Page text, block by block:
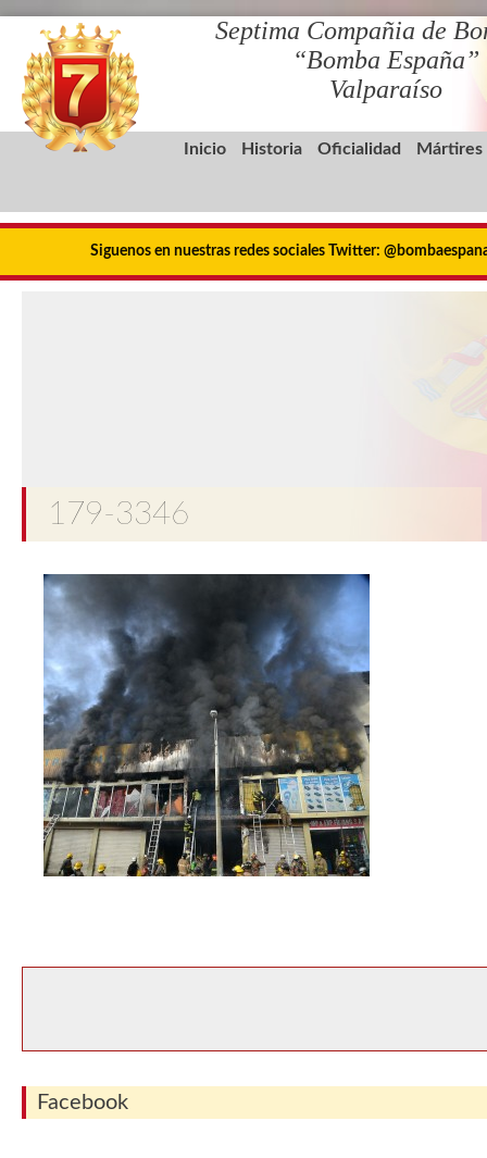
Septima Compañia de
“Bomba España”
Valparaíso
Inicio Historia Oficialidad Mártires
Siguenos en nuestras redes sociales Twitter:
179-3346
Facebook